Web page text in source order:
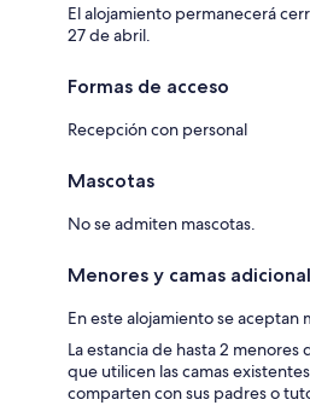
El alojamiento permanecerá
27 de abril.
Formas de acceso
Recepción con personal
Mascotas
No se admiten mascotas.
Menores y camas
En este alojamiento se aceptan
La estancia de hasta 2 menores
que utilicen las camas
comparten con sus padres o